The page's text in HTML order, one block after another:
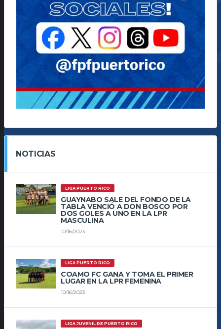
NOTICIAS
LIGA PUERTO RICO
GUAYNABO SALE DEL FONDO DE LA
TABLA VENCIÓ A DON BOSCO POR
DOS GOLES A UNO EN LA LPR
MASCULINA
10/16/2023
LIGA PUERTO RICO
COAMO FC GANA Y TOMA EL PRIMER
LUGAR EN LA LPR FEMENINA
10/16/2023
LIGA JUVENIL DE PUERTO RICO